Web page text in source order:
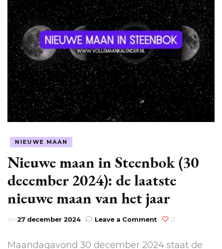
NIEUWE MAAN
Nieuwe maan in Steenbok (30
december 2024): de laatste
nieuwe maan van het jaar
on 27 december 2024 Leave a Comment on
0
Maandagavond 30 december 2024 staat de